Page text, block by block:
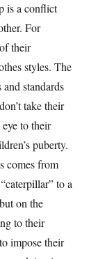
is a conflict
For
their
styles. The
standards
take their
to their
puberty.
comes from
to a
on the
to their
impose their